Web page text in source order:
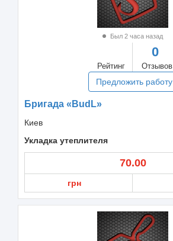
Был 2 часа назад
Рейтинг
0
Отзывов
Предложить работу
Бригада «BudL»
Киев
Укладка утеплителя
70.00
грн